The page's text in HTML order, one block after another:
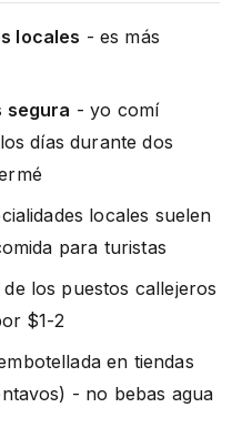
locales - es más
segura - yo comí
días durante dos
locales suelen
para turistas
los puestos callejeros
$1-2
en tiendas
- no bebas agua